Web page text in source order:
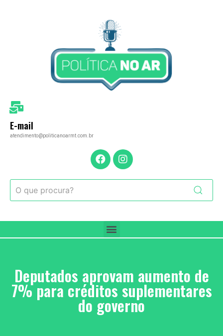
E-mail
atendimento@politicanoarmt.com.br
Deputados aprovam aumento de
7% para créditos suplementares
do governo